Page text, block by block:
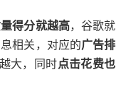
得分就越高，谷歌就
相关，对应的广告排
大，同时点击花费也